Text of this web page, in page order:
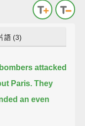
語 (3)
attacked
Paris. They
an even